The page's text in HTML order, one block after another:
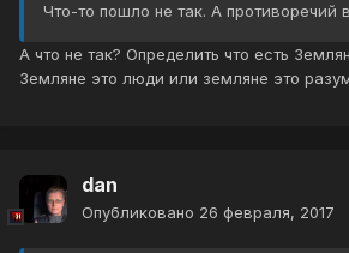
Что-то пошло не так. А противоречий
А что не так? Определить что есть
Земляне это люди или земляне это
dan
Опубликовано 26 февраля, 2017